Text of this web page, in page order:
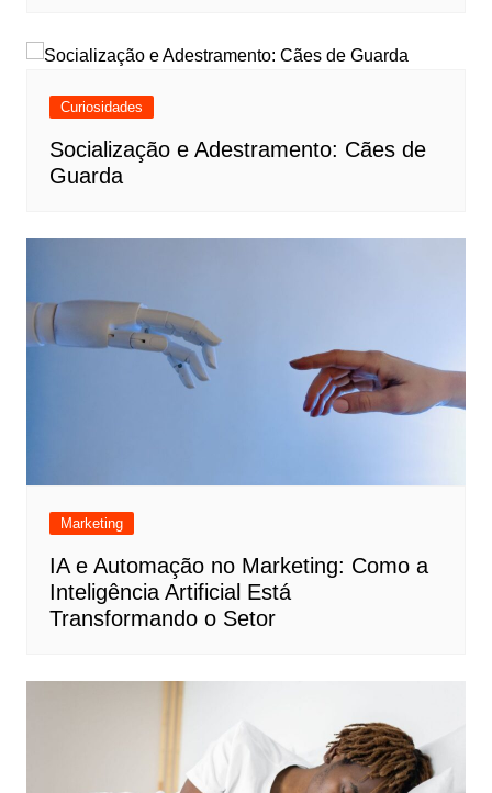
Curiosidades
Socialização e Adestramento: Cães de
Guarda
Marketing
IA e Automação no Marketing: Como a
Inteligência Artificial Está
Transformando o Setor